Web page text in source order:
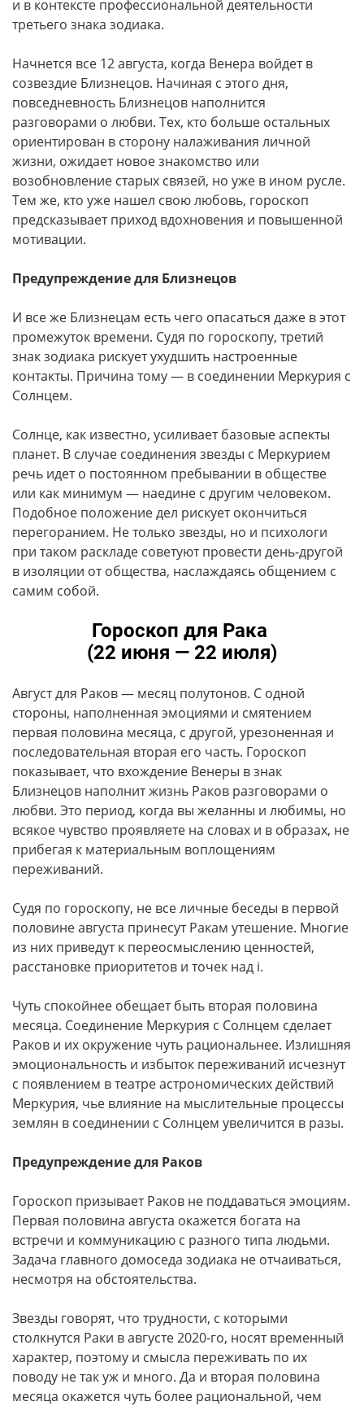
и в контексте профессиональной деятельности
третьего знака зодиака.
Начнется все 12 августа, когда Венера войдет в
созвездие Близнецов. Начиная с этого дня,
повседневность Близнецов наполнится
разговорами о любви. Тех, кто больше остальных
ориентирован в сторону налаживания личной
жизни, ожидает новое знакомство или
возобновление старых связей, но уже в ином русле.
Тем же, кто уже нашел свою любовь, гороскоп
предсказывает приход вдохновения и повышенной
мотивации.
Предупреждение для Близнецов
И все же Близнецам есть чего опасаться даже в этот
промежуток времени. Судя по гороскопу, третий
знак зодиака рискует ухудшить настроенные
контакты. Причина тому — в соединении Меркурия с
Солнцем.
Солнце, как известно, усиливает базовые аспекты
планет. В случае соединения звезды с Меркурием
речь идет о постоянном пребывании в обществе
или как минимум — наедине с другим человеком.
Подобное положение дел рискует окончиться
перегоранием. Не только звезды, но и психологи
при таком раскладе советуют провести день-другой
в изоляции от общества, наслаждаясь общением с
самим собой.
Гороскоп для Рака
(22 июня — 22 июля)
Август для Раков — месяц полутонов. С одной
стороны, наполненная эмоциями и смятением
первая половина месяца, с другой, урезоненная и
последовательная вторая его часть. Гороскоп
показывает, что вхождение Венеры в знак
Близнецов наполнит жизнь Раков разговорами о
любви. Это период, когда вы желанны и любимы, но
всякое чувство проявляете на словах и в образах, не
прибегая к материальным воплощениям
переживаний.
Судя по гороскопу, не все личные беседы в первой
половине августа принесут Ракам утешение. Многие
из них приведут к переосмыслению ценностей,
расстановке приоритетов и точек над i.
Чуть спокойнее обещает быть вторая половина
месяца. Соединение Меркурия с Солнцем сделает
Раков и их окружение чуть рациональнее. Излишняя
эмоциональность и избыток переживаний исчезнут
с появлением в театре астрономических действий
Меркурия, чье влияние на мыслительные процессы
землян в соединении с Солнцем увеличится в разы.
Предупреждение для Раков
Гороскоп призывает Раков не поддаваться эмоциям.
Первая половина августа окажется богата на
встречи и коммуникацию с разного типа людьми.
Задача главного домоседа зодиака не отчаиваться,
несмотря на обстоятельства.
Звезды говорят, что трудности, с которыми
столкнутся Раки в августе 2020-го, носят временный
характер, поэтому и смысла переживать по их
поводу не так уж и много. Да и вторая половина
месяца окажется чуть более рациональной, чем